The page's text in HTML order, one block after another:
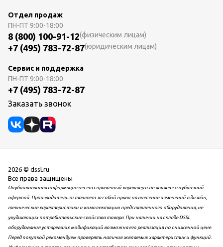
Отдел продаж
ПН-ПТ 9:00-18:00
8 (800) 100-91-12(физическим лицам)
+7 (495) 783-72-87(юридическим лицам)
Сервис и поддержка
ПН-ПТ 9:00-18:00
+7 (495) 783-72-87
Заказать звонок
2026 © dssl.ru
Все права защищены
Опубликованная информация несет справочный характер и не является публичной
офертой. Производитель оставляет за собой право на внесение изменений в дизайн,
технические характеристики и комплектацию представленного оборудования, не
ухудшающих потребительские свойства товара. При наличии на складе DSSL
оборудования устаревших модификаций возможна его реализация по сниженной цене.
Перед покупкой рекомендуем проверять наличие желаемых характеристик и функций.